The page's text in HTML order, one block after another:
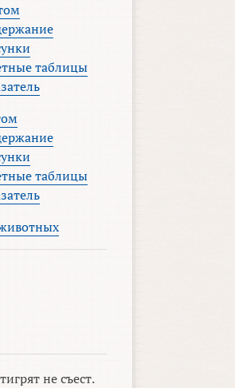
таблицы
таблицы
не съест.